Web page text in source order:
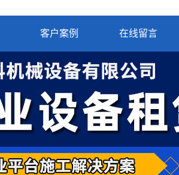
客户案例 在线留言